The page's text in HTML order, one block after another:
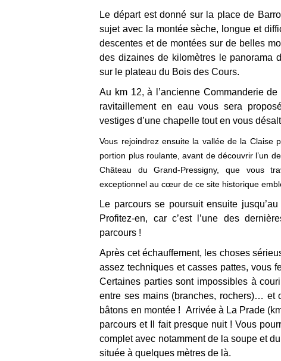
Le départ est donné sur la place de
sujet avec la montée sèche, longue et
descentes et de montées sur de belles
des dizaines de kilomètres le panorama
sur le plateau du Bois des Cours.
Au km 12, à l’ancienne Commanderie
ravitaillement en eau vous sera
vestiges d’une chapelle tout en vous
Vous rejoindrez ensuite la vallée de la Claise
portion plus roulante, avant de découvrir l’un
Château du Grand-Pressigny, que vous
exceptionnel au cœur de ce site historique
Le parcours se poursuit ensuite
Profitez-en, car c’est l’une des
parcours !
Après cet échauffement, les choses
assez techniques et casses pattes, vous
Certaines parties sont impossibles à
entre ses mains (branches, rochers)… et
bâtons en montée ! Arrivée à La Prade
parcours et Il fait presque nuit ! Vous
complet avec notamment de la soupe et
située à quelques mètres de là.